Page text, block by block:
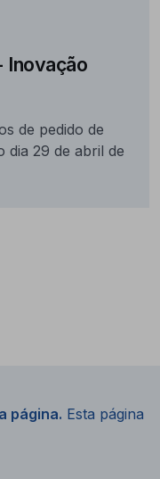
Inovação
de pedido de
dia 29 de abril de
página. Esta página